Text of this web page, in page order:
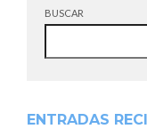
BUSCAR
ENTRADAS